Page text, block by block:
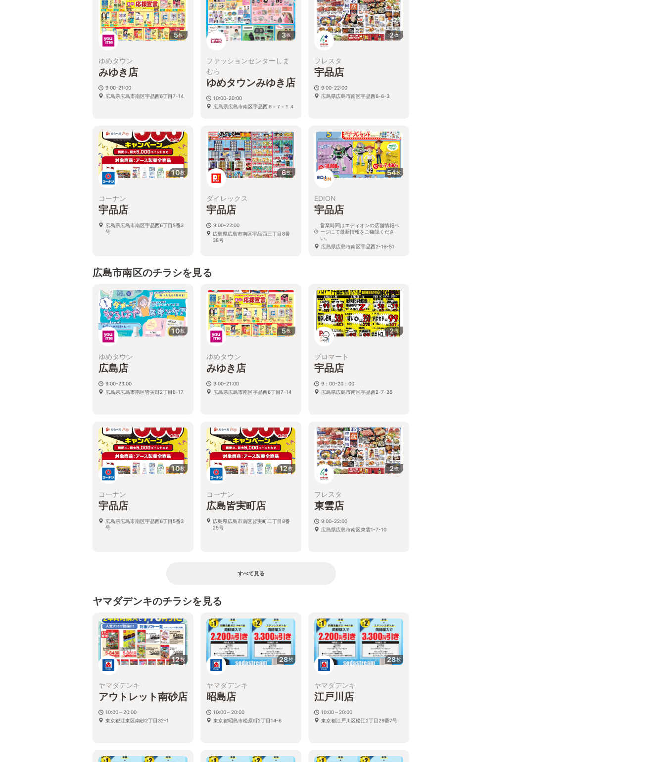
5枚
ゆめタウン
みゆき店
9:00-21:00
広島県広島市南区宇品西6丁目7-14
3枚
ファッションセンターしま
むら
ゆめタウンみゆき店
10:00-20:00
広島県広島市南区宇品西６−７−１４
2枚
フレスタ
宇品店
9:00-22:00
広島県広島市南区宇品西6-6-3
10枚
コーナン
宇品店
広島県広島市南区宇品西6丁目5番3
号
6枚
ダイレックス
宇品店
9:00-22:00
広島県広島市南区宇品西三丁目8番
38号
54枚
EDION
宇品店
営業時間はエディオンの店舗情報ペ
ージにて最新情報をご確認くださ
い。
広島県広島市南区宇品西2-16-51
広島市南区のチラシを見る
10枚
ゆめタウン
広島店
9:00-23:00
広島県広島市南区皆実町2丁目8-17
5枚
ゆめタウン
みゆき店
9:00-21:00
広島県広島市南区宇品西6丁目7-14
2枚
プロマート
宇品店
9：00-20：00
広島県広島市南区宇品西2-7-26
10枚
コーナン
宇品店
広島県広島市南区宇品西6丁目5番3
号
12枚
コーナン
広島皆実町店
広島県広島市南区皆実町二丁目8番
25号
2枚
フレスタ
東雲店
9:00-22:00
広島県広島市南区東雲1-7-10
すべて見る
ヤマダデンキのチラシを見る
12枚
ヤマダデンキ
アウトレット南砂店
10:00～20:00
東京都江東区南砂2丁目32-1
28枚
ヤマダデンキ
昭島店
10:00～20:00
東京都昭島市松原町2丁目14-6
28枚
ヤマダデンキ
江戸川店
10:00～20:00
東京都江戸川区松江2丁目29番7号